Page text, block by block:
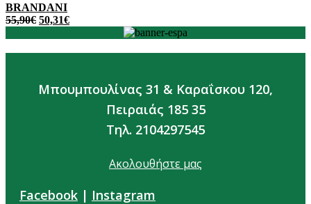
BRANDANI
55,90€ 50,31€
Μπουμπουλίνας 31 & Καραΐσκου 120,
Πειραιάς 185 35
Τηλ. 2104297545
Ακολουθήστε μας
Facebook | Instagram